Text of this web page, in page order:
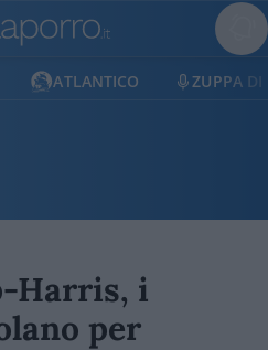
ATLANTICO ZUPPA DI
Harris, i
per